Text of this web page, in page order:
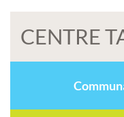
CENTRE